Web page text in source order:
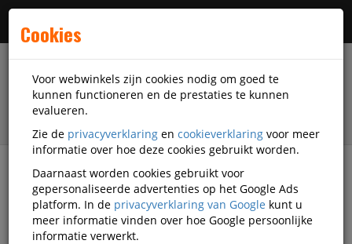
filter
Kantoorartikelen
Kantoor-gebruiksartikelen
Snijmessen
Toolland
Cookies
Voor webwinkels zijn cookies nodig om goed te
kunnen functioneren en de prestaties te kunnen
evalueren.
Zie de privacyverklaring en cookieverklaring voor meer
informatie over hoe deze cookies gebruikt worden.
Daarnaast worden cookies gebruikt voor
gepersonaliseerde advertenties op het Google Ads
platform. In de privacyverklaring van Google kunt u
meer informatie vinden over hoe Google persoonlijke
informatie verwerkt.